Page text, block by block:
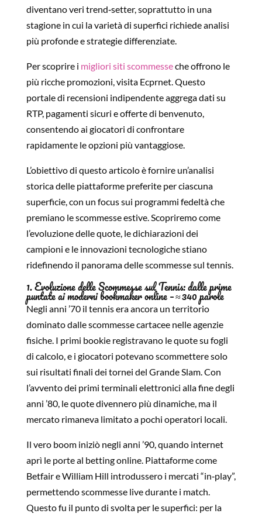
diventano veri trend‑setter, soprattutto in una
stagione in cui la varietà di superfici richiede analisi
più profonde e strategie differenziate.
Per scoprire i migliori siti scommesseche offrono le
più ricche promozioni, visita Ecprnet. Questo
portale di recensioni indipendente aggrega dati su
RTP, pagamenti sicuri e offerte di benvenuto,
consentendo ai giocatori di confrontare
rapidamente le opzioni più vantaggiose.
L’obiettivo di questo articolo è fornire un’analisi
storica delle piattaforme preferite per ciascuna
superficie, con un focus sui programmi fedeltà che
premiano le scommesse estive. Scopriremo come
l’evoluzione delle quote, le dichiarazioni dei
campioni e le innovazioni tecnologiche stiano
ridefinendo il panorama delle scommesse sul tennis.
1. Evoluzione delle Scommesse sul Tennis: dalle prime
puntate ai moderni bookmaker online – ≈ 340 parole
Negli anni ’70 il tennis era ancora un territorio
dominato dalle scommesse cartacee nelle agenzie
fisiche. I primi bookie registravano le quote su fogli
di calcolo, e i giocatori potevano scommettere solo
sui risultati finali dei tornei del Grande Slam. Con
l’avvento dei primi terminali elettronici alla fine degli
anni ’80, le quote divennero più dinamiche, ma il
mercato rimaneva limitato a pochi operatori locali.
Il vero boom iniziò negli anni ’90, quando internet
aprì le porte al betting online. Piattaforme come
Betfair e William Hill introdussero i mercati “in‑play”,
permettendo scommesse live durante i match.
Questo fu il punto di svolta per le superfici: per la